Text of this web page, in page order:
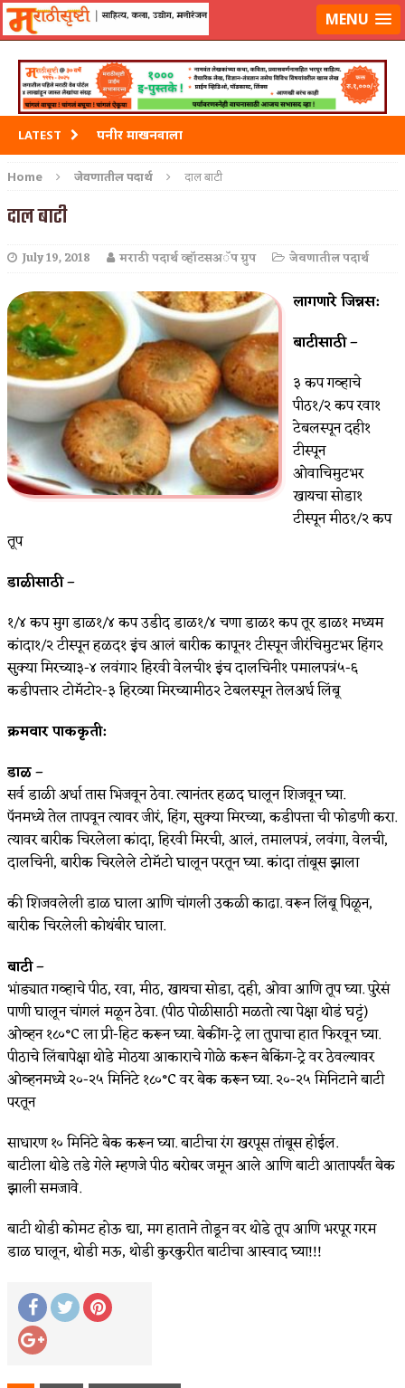
मराठीसृष्टीवर लॉग-इन करा MENU
LATEST पनीर माखनवाला
पावभाजी
Home जेवणातील पदार्थ दाल बाटी
दाल बाटी
July 19, 2018 मराठी पदार्थ व्हॉटसअॅप ग्रुप जेवणातील पदार्थ
लागणारे जिन्नस:
बाटीसाठी –
३ कप गव्हाचे
पीठ१/२ कप रवा१
टेबलस्पून दही१
टीस्पून
ओवाचिमुटभर
खायचा सोडा१
टीस्पून मीठ१/२ कप
तूप
डाळीसाठी –
१/४ कप मुग डाळ१/४ कप उडीद डाळ१/४ चणा डाळ१ कप तूर डाळ१ मध्यम
कांदा१/२ टीस्पून हळद१ इंच आलं बारीक कापून१ टीस्पून जीरंचिमुटभर हिंग२
सुक्या मिरच्या३-४ लवंगा२ हिरवी वेलची१ इंच दालचिनी१ पमालपत्रं५-६
कडीपत्ता२ टोमॅटो२-३ हिरव्या मिरच्यामीठ२ टेबलस्पून तेलअर्ध लिंबू
क्रमवार पाककृती:
डाळ –
सर्व डाळी अर्धा तास भिजवून ठेवा. त्यानंतर हळद घालून शिजवून घ्या.
पॅनमध्ये तेल तापवून त्यावर जीरं, हिंग, सुक्या मिरच्या, कडीपत्ता ची फोडणी करा.
त्यावर बारीक चिरलेला कांदा, हिरवी मिरची, आलं, तमालपत्रं, लवंगा, वेलची,
दालचिनी, बारीक चिरलेले टोमॅटो घालून परतून घ्या. कांदा तांबूस झाला
की शिजवलेली डाळ घाला आणि चांगली उकळी काढा. वरून लिंबू पिळून,
बारीक चिरलेली कोथंबीर घाला.
बाटी –
भांड्यात गव्हाचे पीठ, रवा, मीठ, खायचा सोडा, दही, ओवा आणि तूप घ्या. पुरेसं
पाणी घालून चांगलं मळून ठेवा. (पीठ पोळीसाठी मळतो त्या पेक्षा थोडं घट्टं)
ओव्हन १८०°C ला प्री-हिट करून घ्या. बेकींग-ट्रे ला तुपाचा हात फिरवून घ्या.
पीठाचे लिंबापेक्षा थोडे मोठया आकाराचे गोळे करून बेकिंग-ट्रे वर ठेवल्यावर
ओव्हनमध्ये २०-२५ मिनिटे १८०°C वर बेक करून घ्या. २०-२५ मिनिटाने बाटी
परतून
साधारण १० मिनिटे बेक करून घ्या. बाटीचा रंग खरपूस तांबूस होईल.
बाटीला थोडे तडे गेले म्हणजे पीठ बरोबर जमून आले आणि बाटी आतापर्यंत बेक
झाली समजावे.
बाटी थोडी कोमट होऊ द्या, मग हाताने तोडून वर थोडे तूप आणि भरपूर गरम
डाळ घालून, थोडी मऊ, थोडी कुरकुरीत बाटीचा आस्वाद घ्या!!!